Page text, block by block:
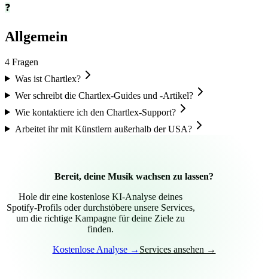
❓
Allgemein
4 Fragen
Was ist Chartlex?
Wer schreibt die Chartlex-Guides und -Artikel?
Wie kontaktiere ich den Chartlex-Support?
Arbeitet ihr mit Künstlern außerhalb der USA?
Bereit, deine Musik wachsen zu lassen?
Hole dir eine kostenlose KI-Analyse deines
Spotify-Profils oder durchstöbere unsere Services,
um die richtige Kampagne für deine Ziele zu
finden.
Kostenlose Analyse → Services ansehen →